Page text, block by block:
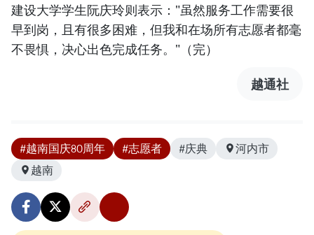
建设大学学生阮庆玲则表示："虽然服务工作需要很
早到岗，且有很多困难，但我和在场所有志愿者都毫
不畏惧，决心出色完成任务。"（完）
越通社
#越南国庆80周年 #志愿者 #庆典
河内市
越南